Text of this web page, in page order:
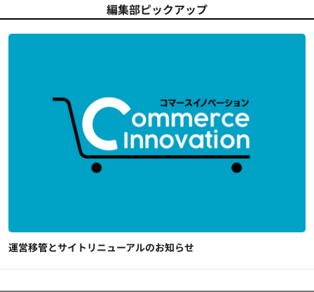
編集部ピックアップ
運営移管とサイトリニューアルのお知らせ